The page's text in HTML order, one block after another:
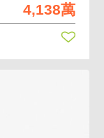
4,138萬